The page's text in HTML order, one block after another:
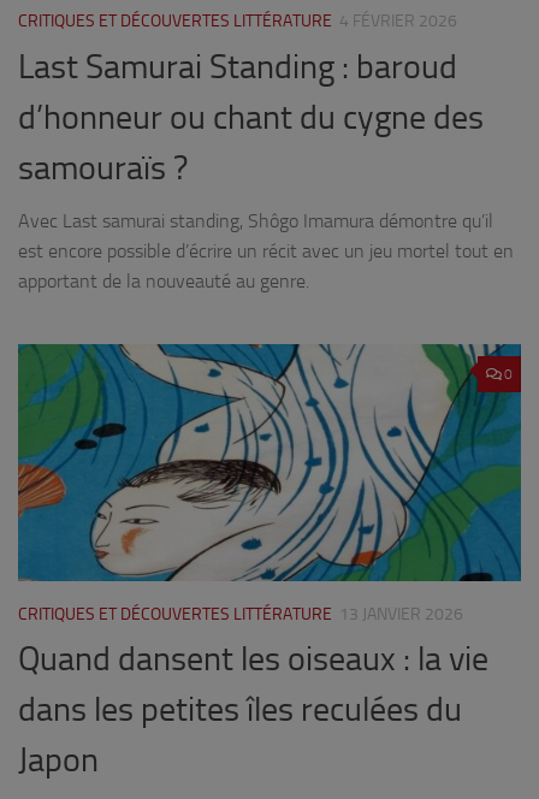
CRITIQUES ET DÉCOUVERTES LITTÉRATURE 4 FÉVRIER 2026
Last Samurai Standing : baroud
d’honneur ou chant du cygne des
samouraïs ?
Avec Last samurai standing, Shôgo Imamura démontre qu’il
est encore possible d’écrire un récit avec un jeu mortel tout en
apportant de la nouveauté au genre.
0
CRITIQUES ET DÉCOUVERTES LITTÉRATURE 13 JANVIER 2026
Quand dansent les oiseaux : la vie
dans les petites îles reculées du
Japon